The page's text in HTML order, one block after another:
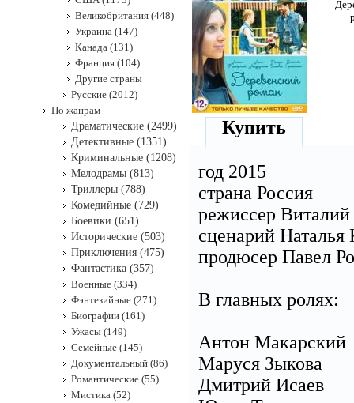
Купить
год 2015
страна Россия
режиссер Виталий
сценарий
продюсер Павел
В главных ролях:
Антон Макарский
Маруся Зыкова
Дмитрий Исаев
Великобритания (448)
Украина (147)
Канада (131)
Франция (104)
Другие страны
Русские (2012)
По жанрам
Драматические (2499)
Детективные (1351)
Криминальные (1208)
Мелодрамы (813)
Триллеры (788)
Комедийные (729)
Боевики (651)
Исторические (503)
Приключения (475)
Фантастика (357)
Военные (334)
Фэнтезийные (271)
Биографии (161)
Ужасы (149)
Семейные (145)
Документальный (86)
Романтические (55)
Мистика (52)